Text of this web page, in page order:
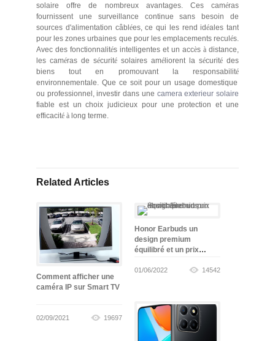
solaire offre de nombreux avantages. Ces caméras
fournissent une surveillance continue sans besoin de
sources d'alimentation câblées, ce qui les rend idéales tant
pour les zones urbaines que pour les emplacements reculés.
Avec des fonctionnalités intelligentes et un accès à distance,
les caméras de sécurité solaires améliorent la sécurité des
biens tout en promouvant la responsabilité
environnementale. Que ce soit pour un usage domestique
ou professionnel, investir dans une camera exterieur solaire
fiable est un choix judicieux pour une protection et une
efficacité à long terme.
Related Articles
Comment afficher une
caméra IP sur Smart TV
02/09/2021 19697
Honor Earbuds un
design premium
équilibré et un prix
01/06/2022 14542